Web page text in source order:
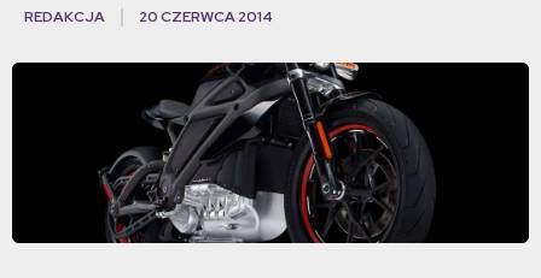
REDAKCJA 20 CZERWCA 2014